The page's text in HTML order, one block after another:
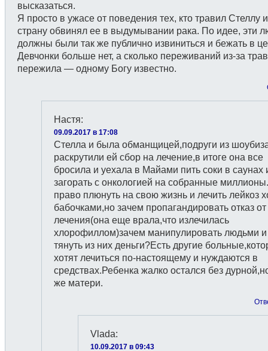
высказаться.
Я просто в ужасе от поведения тех, кто травил Стеллу
страну обвинял ее в выдумывании рака. По идее, эти
должны были так же публично извиниться и бежать в
Девчонки больше нет, а сколько переживаний из-за
пережила — одному Богу известно.
Настя:
09.09.2017 в 17:08
Стелла и была обманщицей,подруги из
раскрутили ей сбор на лечение,в итоге она все
бросила и уехала в Майами пить соки в саунах
загорать с онкологией на собранные
право плюнуть на свою жизнь и лечить лейкоз
бабочками,но зачем пропагандировать отказ от
лечения(она еще врала,что излечилась
хлорофиллом)зачем манипулировать людьми и
тянуть из них деньги?Есть другие
хотят лечиться по-настоящему и нуждаются в
средствах.Ребенка жалко остался без
же матери.
Vlada:
10.09.2017 в 09:43